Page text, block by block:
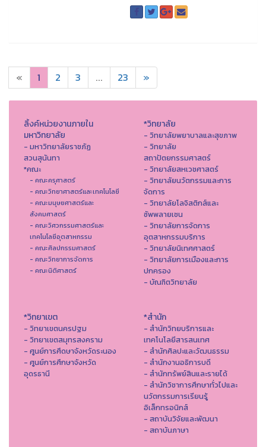
« 1 2 3 ... 23 »
ลิ้งค์หน่วยงานภายใน
มหาวิทยาลัย
- มหาวิทยาลัยราชภัฏ
สวนสุนันทา
*คณะ
- คณะครุศาสตร์
- คณะวิทยาศาสตร์และเทคโนโลยี
- คณะมนุษยศาสตร์และ
สังคมศาสตร์
- คณะวิศวกรรมศาสตร์และ
เทคโนโลยีอุตสาหกรรม
- คณะศิลปกรรมศาสตร์
- คณะวิทยาการจัดการ
- คณะนิติศาสตร์
*วิทยาลัย
- วิทยาลัยพยาบาลและสุขภาพ
- วิทยาลัย
สถาปัตยกรรมศาสตร์
- วิทยาลัยสหเวชศาสตร์
- วิทยาลัยนวัตกรรมและการ
จัดการ
- วิทยาลัยโลจิสติกส์และ
ซัพพลายเชน
- วิทยาลัยการจัดการ
อุตสาหกรรมบริการ
- วิทยาลัยนิเทศศาสตร์
- วิทยาลัยการเมืองและการ
ปกครอง
- บัณฑิตวิทยาลัย
*วิทยาเขต
- วิทยาเขตนครปฐม
- วิทยาเขตสมุทรสงคราม
- ศูนย์การศึดษาจังหวัดระนอง
- ศูนย์การศึกษาจังหวัด
อุดรธานี
*สำนัก
- สำนักวิทยบริการและ
เทคโนโลยีสารสนเทศ
- สํานักศิลปะและวัฒนธรรม
- สำนักงานอธิการบดี
- สำนักทรัพย์สินและรายได้
- สำนักวิชาการศึกษาทั่วไปและ
นวัตกรรมการเรียนรู้
อิเล็กทรอนิกส์
- สถาบันวิจัยและพัฒนา
- สถาบันภาษา